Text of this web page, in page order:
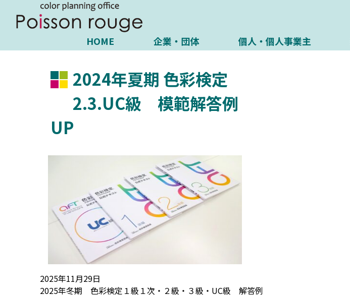
HOME 企業・団体 個人・個人事業主
2024年夏期 色彩検定
2.3.UC級 模範解答例
UP
2025年11月29日
2025年冬期 色彩検定１級１次・２級・３級・UC級 解答例